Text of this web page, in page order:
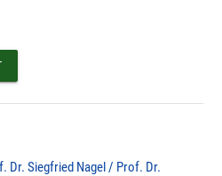
Dr. Siegfried Nagel / Prof. Dr.